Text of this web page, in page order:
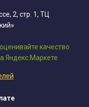
2, стр. 1, ТЦ